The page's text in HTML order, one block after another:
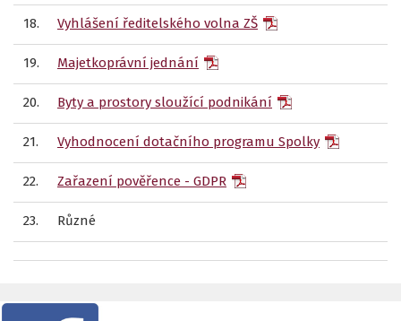
18. Vyhlášení ředitelského volna ZŠ
19. Majetkoprávní jednání
20. Byty a prostory sloužící podnikání
21. Vyhodnocení dotačního programu Spolky
22. Zařazení pověřence - GDPR
23. Různé